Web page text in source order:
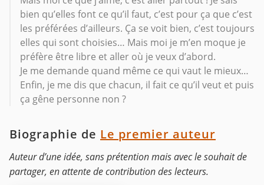
bien qu’elles font ce qu’il faut, c’est pour ça que c’est
les préférées d’ailleurs. Ça se voit bien, c’est toujours
elles qui sont choisies… Mais moi je m’en moque je
préfère être libre et aller où je veux d’abord.
Je me demande quand même ce qui vaut le mieux…
Enfin, je me dis que chacun, il fait ce qu’il veut et puis
ça gêne personne non ?
Biographie de Le premier auteur
Auteur d’une idée, sans prétention mais avec le souhait de
partager, en attente de contribution des lecteurs.